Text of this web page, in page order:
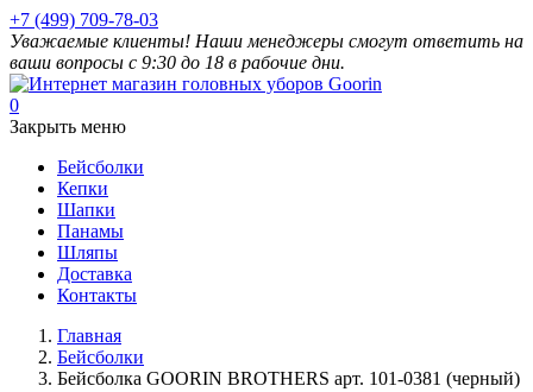
+7 (499) 709-78-03
Уважаемые клиенты! Наши менеджеры смогут ответить на
ваши вопросы с 9:30 до 18 в рабочие дни.
0
Закрыть меню
Бейсболки
Кепки
Шапки
Панамы
Шляпы
Доставка
Контакты
Главная
Бейсболки
Бейсболка GOORIN BROTHERS арт. 101-0381 (черный)